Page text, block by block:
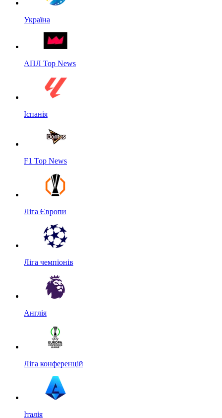
Україна
АПЛ Top News
Іспанія
F1 Top News
Ліга Європи
Ліга чемпіонів
Англія
Ліга конференцій
Італія